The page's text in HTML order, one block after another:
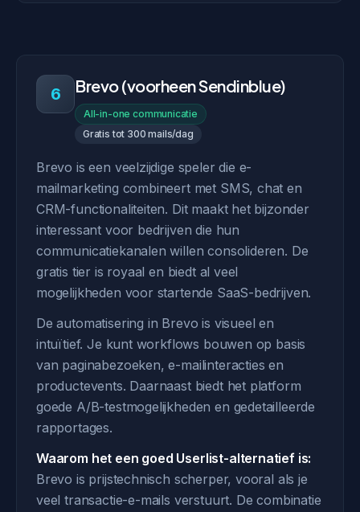
6 Brevo (voorheen Sendinblue)
All-in-one communicatie
Gratis tot 300 mails/dag
Brevo is een veelzijdige speler die e-
mailmarketing combineert met SMS, chat en
CRM-functionaliteiten. Dit maakt het bijzonder
interessant voor bedrijven die hun
communicatiekanalen willen consolideren. De
gratis tier is royaal en biedt al veel
mogelijkheden voor startende SaaS-bedrijven.
De automatisering in Brevo is visueel en
intuïtief. Je kunt workflows bouwen op basis
van paginabezoeken, e-mailinteracties en
productevents. Daarnaast biedt het platform
goede A/B-testmogelijkheden en gedetailleerde
rapportages.
Waarom het een goed Userlist-alternatief is:
Brevo is prijstechnisch scherper, vooral als je
veel transactie-e-mails verstuurt. De combinatie